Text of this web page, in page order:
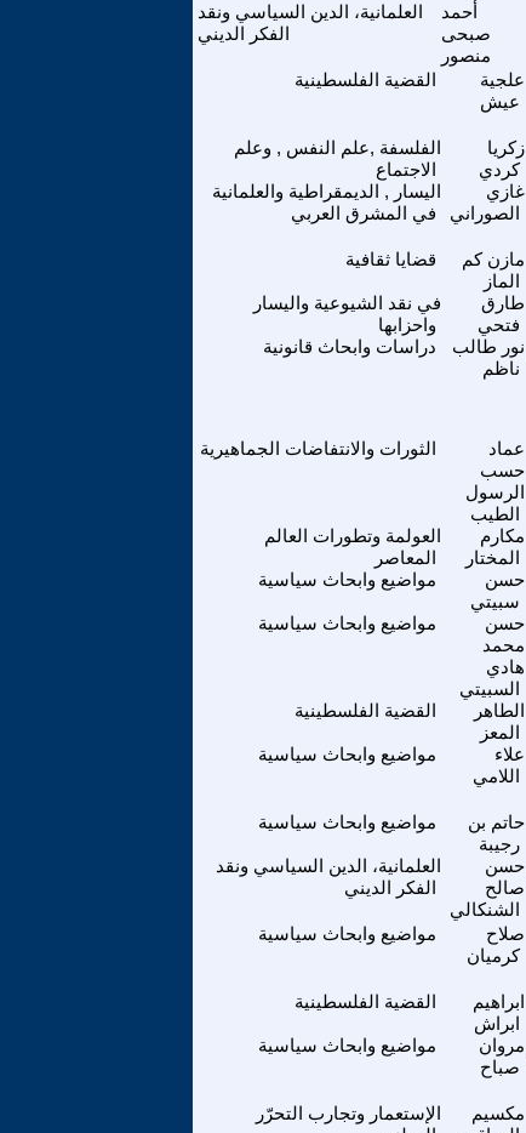
العلمانية، الدين السياسي ونقد
الفكر الديني
أحمد
صبحى
منصور
القضية الفلسطينية
علجية
عيش
الفلسفة ,علم النفس , وعلم
الاجتماع
زكريا
كردي
اليسار , الديمقراطية والعلمانية
في المشرق العربي
غازي
الصوراني
قضايا ثقافية
مازن كم
الماز
في نقد الشيوعية واليسار
واحزابها
طارق
فتحي
دراسات وابحاث قانونية
نور طالب
ناظم
الثورات والانتفاضات الجماهيرية
عماد
حسب
الرسول
الطيب
العولمة وتطورات العالم
المعاصر
مكارم
المختار
مواضيع وابحاث سياسية
حسن
سبيتي
مواضيع وابحاث سياسية
حسن
محمد
هادي
السبيتي
القضية الفلسطينية
الطاهر
المعز
مواضيع وابحاث سياسية
علاء
اللامي
مواضيع وابحاث سياسية
حاتم بن
رجيبة
العلمانية، الدين السياسي ونقد
الفكر الديني
حسن
صالح
الشنكالي
مواضيع وابحاث سياسية
صلاح
كرميان
القضية الفلسطينية
ابراهيم
ابراش
مواضيع وابحاث سياسية
مروان
صباح
الإستعمار وتجارب التحرّر
مكسيم